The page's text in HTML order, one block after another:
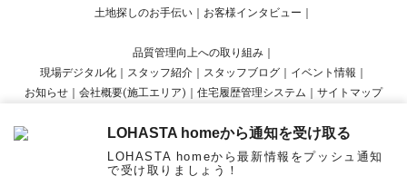
土地探しのお手伝い
お客様インタビュー
品質管理向上への取り組み
現場デジタル化
スタッフ紹介 スタッフブログ イベント情報
お知らせ
会社概要(施工エリア) 住宅履歴管理システム サイトマップ
Copyright © LOHASTA home presented by LOHAS studio All Rights Reserved.
LOHASTA homeから通知を受け取る
LOHASTA homeから最新情報をプッシュ通知
で受け取りましょう！